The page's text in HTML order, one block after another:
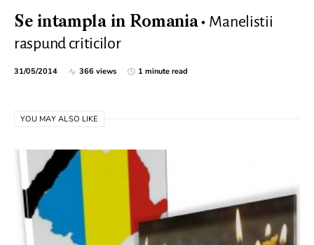
Se intampla in Romania
Manelistii
raspund criticilor
31/05/2014 366 views 1 minute read
YOU MAY ALSO LIKE